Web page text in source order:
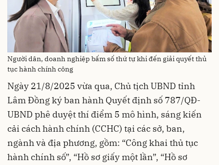
Người dân, doanh nghiệp bấm số thứ tự khi đến giải quyết thủ
tục hành chính công
Ngày 21/8/2025 vừa qua, Chủ tịch UBND tỉnh
Lâm Đồng ký ban hành Quyết định số 787/QĐ-
UBND phê duyệt thí điểm 5 mô hình, sáng kiến
cải cách hành chính (CCHC) tại các sở, ban,
ngành và địa phương, gồm: “Công khai thủ tục
hành chính số”, “Hồ sơ giấy một lần”, “Hồ sơ